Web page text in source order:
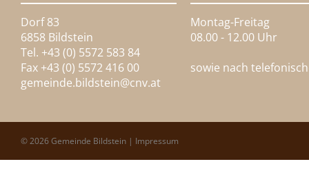
Dorf 83
6858 Bildstein
Tel. +43 (0) 5572 583 84
Fax +43 (0) 5572 416 00
gemeinde.bildstein@cnv.at
Montag-Freitag
08.00 - 12.00 Uhr
sowie nach
© 2026 Gemeinde Bildstein | Impressum